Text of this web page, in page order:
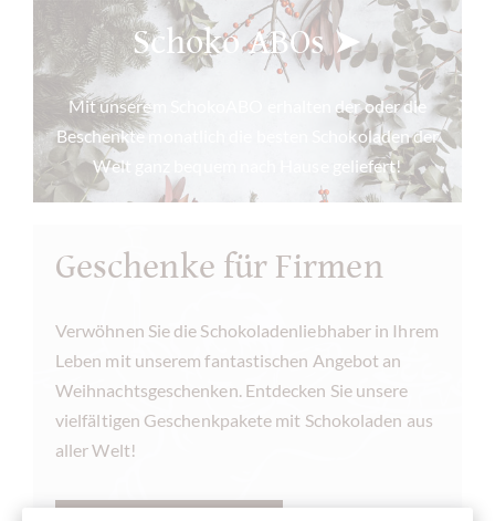
Schoko ABOs ➤
Mit unserem SchokoABO erhalten der oder die
Beschenkte monatlich die besten Schokoladen der
Welt ganz bequem nach Hause geliefert!
Geschenke für Firmen
Verwöhnen Sie die Schokoladenliebhaber in Ihrem
Leben mit unserem fantastischen Angebot an
Weihnachtsgeschenken. Entdecken Sie unsere
vielfältigen Geschenkpakete mit Schokoladen aus
aller Welt!